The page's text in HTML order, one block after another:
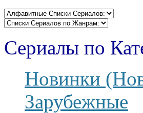
Сериалы по
Новинки
Зарубежные